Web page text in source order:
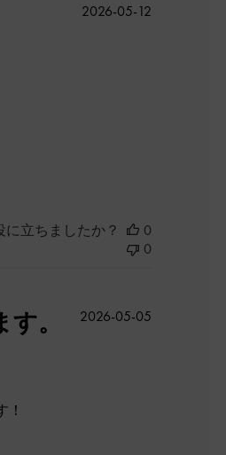
公
2026-05-12
立ちましたか？
0
0
。
公
2026-05-05